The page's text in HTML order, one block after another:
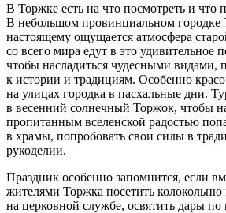
В Торжке есть на что посмотреть и что
В небольшом провинциальном городке
настоящему ощущается атмосфера
со всего мира едут в это удивительное
чтобы насладиться чудесными видами,
к истории и традициям. Особенно
на улицах городка в пасхальные дни.
в весенний солнечный Торжок, чтобы
пропитанным вселенской радостью
в храмы, попробовать свои силы в
рукоделии.
Праздник особенно запомнится, если
жителями Торжка посетить колокольню
на церковной службе, освятить дары по